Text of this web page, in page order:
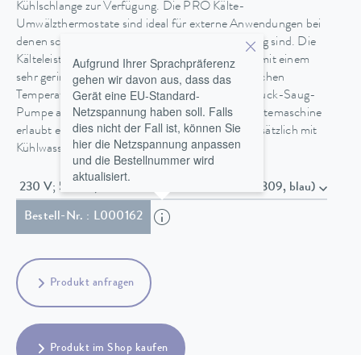
Kühlschlange zur Verfügung. Die PRO Kälte-
Umwälzthermostate sind ideal für externe Anwendungen bei
denen schnelle Temperaturänderungen notwendig sind. Die
Kälteleistungen von 0,6 und 0,8 kW kombiniert mit einem
sehr geringen Füllvolumen ermöglichen diese raschen
Temperaturwechsel. Alle Typen sind mit einer Druck-Saug-
Pumpe ausgestattet. Eine Hybridkühlung der Kältemaschine
erlaubt eine Kühlung mit Umgebungsluft oder zusätzlich mit
Kühlwasser.
230 V; 50 Hz , Netzkabel mit Stecker (IEC 60309, blau)
Bestell-Nr. : L000162
Aufgrund Ihrer Sprachpräferenz
gehen wir davon aus, dass das
Gerät eine EU-Standard-
Netzspannung haben soll. Falls
dies nicht der Fall ist, können Sie
hier die Netzspannung anpassen
und die Bestellnummer wird
aktualisiert.
Produkt anfragen
Produkt im Shop kaufen